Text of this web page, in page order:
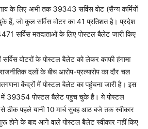
के लिए अभी तक 39343 सर्विस वोट (सैन्य कर्मियों
हैं, जो कुल सर्विस वोटर का 41 प्रतिशत है। प्रदेश
सर्विस मतदाताओं के लिए पोस्टल बैलेट जारी किए
वोटरों के पोस्टल बैलेट को लेकर काफी हंगामा
दलों के बीच आरोप-प्रत्यारोप का दौर चल
केंद्रों में पोस्टल बैलेट का पहुंचना जारी है। इस
39354 पोस्टल बैलेट पहुंच चुके हैं। ये पोस्टल
पहले यानी 10 मार्च सुबह आठ बजे तक स्वीकार
होने के बाद आने वाले पोस्टल बैलेट स्वीकार नहीं किए